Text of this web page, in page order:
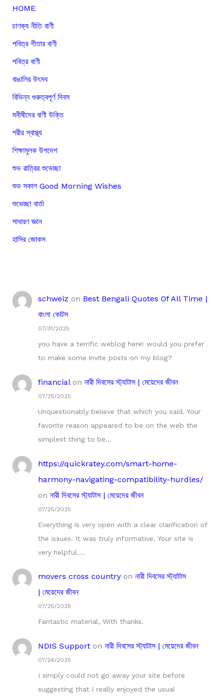
HOME
চাণক্য নীতি বাণী
পবিত্র গীতার বাণী
পবিত্র বাণী
বাঙালির উৎসব
বিভিন্ন গুরুত্বপূর্ণ দিবস
মনীষীদের বাণী উক্তি
শরীর স্বাস্থ্য
শিক্ষামূলক উপদেশ
শুভ রাত্রির শুভেচ্ছা
শুভ সকাল Good Morning Wishes
শুভেচ্ছা বার্তা
সাধারণ জ্ঞান
হাসির জোকস
schweiz on Best Bengali Quotes Of All Time |
বাংলা কোটস
07/31/2025
you have a terrific weblog here! would you prefer
to make some invite posts on my blog?
financialon নারী দিবসের স্ট্যাটাস | মেয়েদের জীবন
07/25/2025
Unquestionably believe that which you said. Your
favorite reason appeared to be on the web the
simplest thing to be…
https://quickratey.com/smart-home-
harmony-navigating-compatibility-hurdles/
on নারী দিবসের স্ট্যাটাস | মেয়েদের জীবন
07/25/2025
Everything is very open with a clear clarification of
the issues. It was truly informative. Your site is
very helpful.…
movers cross countryon নারী দিবসের স্ট্যাটাস
| মেয়েদের জীবন
07/25/2025
Fantastic material, With thanks.
NDIS Supporton নারী দিবসের স্ট্যাটাস | মেয়েদের জীবন
07/24/2025
I simply could not go away your site before
suggesting that I really enjoyed the usual